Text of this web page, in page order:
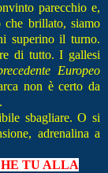
parecchio e,
che brillato, siamo
superino il turno.
di tutto. I gallesi
Europeo
non è certo da
sbagliare. O si
adrenalina a
TU ALLA